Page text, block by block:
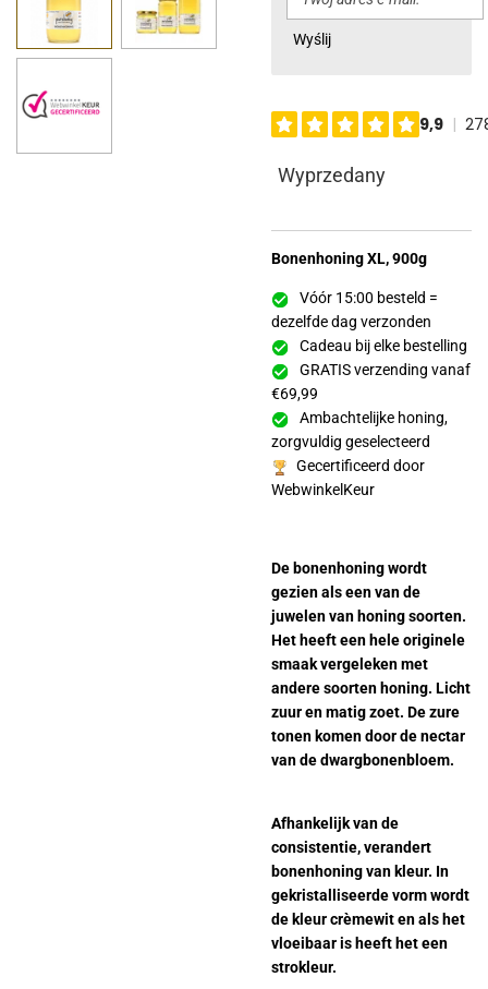
Wyślij
Wyprzedany
Bonenhoning XL, 900g
Vóór 15:00 besteld =
dezelfde dag verzonden
Cadeau bij elke bestelling
GRATIS verzending vanaf
€69,99
Ambachtelijke honing,
zorgvuldig geselecteerd
Gecertificeerd door
WebwinkelKeur
De bonenhoning wordt
gezien als een van de
juwelen van honing soorten.
Het heeft een hele originele
smaak vergeleken met
andere soorten honing. Licht
zuur en matig zoet. De zure
tonen komen door de nectar
van de dwargbonenbloem.
Afhankelijk van de
consistentie, verandert
bonenhoning van kleur. In
gekristalliseerde vorm wordt
de kleur crèmewit en als het
vloeibaar is heeft het een
strokleur.